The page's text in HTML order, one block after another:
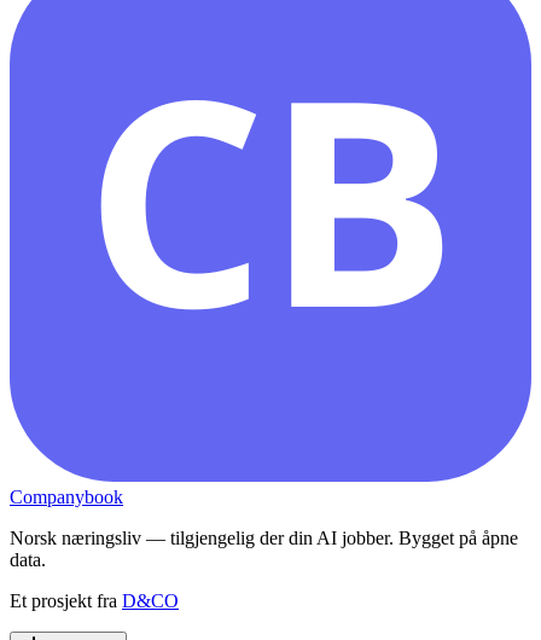
CB
Companybook
Norsk næringsliv — tilgjengelig der din AI jobber. Bygget på åpne
data.
Et prosjekt fra D&CO